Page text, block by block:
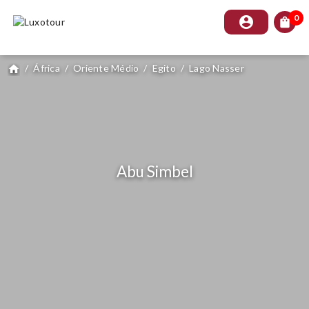
account_circle shopping_bag 0
home / África / Oriente Médio / Egito / Lago Nasser
Abu Simbel